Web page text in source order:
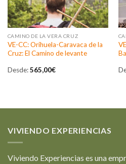
CAMINO DE LA VERA CRUZ
VE-CC: Orihuela-Caravaca de la
Cruz: El Camino de levante
Desde:565,00€
VIVIENDO EXPERIENCIAS
Viviendo Experiencias es una